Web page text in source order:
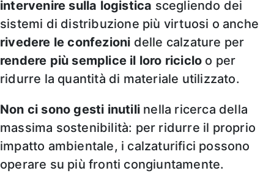
intervenire sulla logistica scegliendo dei
sistemi di distribuzione più virtuosi o anche
rivedere le confezioni delle calzature per
rendere più semplice il loro riciclo o per
ridurre la quantità di materiale utilizzato.
Non ci sono gesti inutili nella ricerca della
massima sostenibilità: per ridurre il proprio
impatto ambientale, i calzaturifici possono
operare su più fronti congiuntamente.